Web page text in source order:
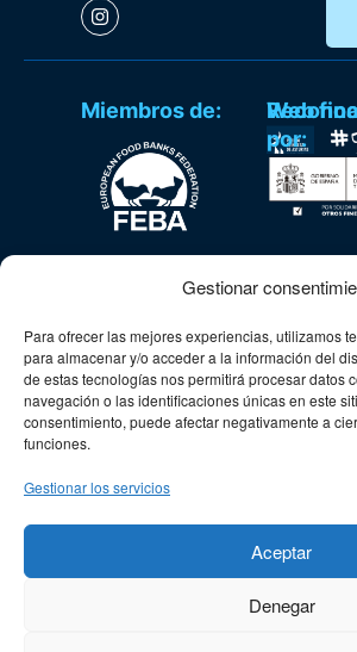
Gestionar
Para ofrecer las mejores experiencias, utilizamos
para almacenar y/o acceder a la información del
de estas tecnologías nos permitirá procesar datos
navegación o las identificaciones únicas en este
consentimiento, puede afectar negativamente a
funciones.
Gestionar los servicios
Aceptar
Denegar
Miembros de:
Web
por:
Federación Española de Bancos
Todos los derechos
Aviso legal y
Política de
|Condiciones
|Política |